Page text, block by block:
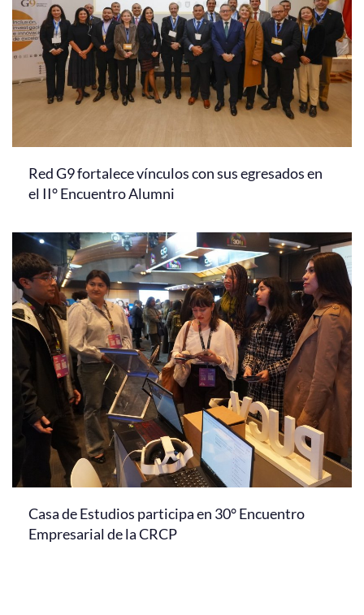
Red G9 fortalece vínculos con sus egresados en
el II° Encuentro Alumni
Casa de Estudios participa en 30° Encuentro
Empresarial de la CRCP